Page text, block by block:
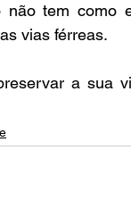
tem como
vias férreas.
a sua